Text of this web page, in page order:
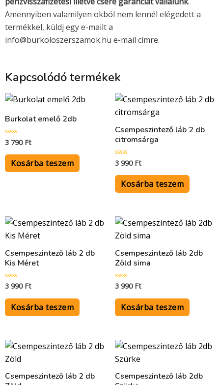
Amennyiben valamilyen okból nem lennél elégedett a
termékkel, küldj egy e-mailt a
info@burkoloszerszamok.hu e-mail címre.
Kapcsolódó termékek
Burkolat emelő 2db
Értékelés:
/
3 790 Ft
Kosárba teszem
Csempeszintező láb 2 db
citromsárga
Értékelés:
/
3 990 Ft
Kosárba teszem
Csempeszintező láb 2 db
Kis Méret
Értékelés:
/
3 990 Ft
Kosárba teszem
Csempeszintező láb 2db
Zöld sima
Értékelés:
/
3 990 Ft
Kosárba teszem
Csempeszintező láb 2 db
Csempeszintező láb 2db